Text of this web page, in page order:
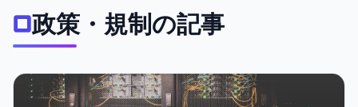
政策・規制の記事